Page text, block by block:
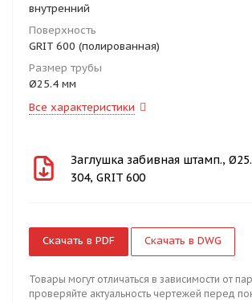
внутренний
Поверхность
GRIT 600 (полированная)
Размер трубы
Ø25.4 мм
Все характеристики
Заглушка забивная штамп.,
304, GRIT 600
Скачать в PDF Скачать в DWG
Товары могут отличаться в зависимости от
проверяйте актуальность чертежей перед